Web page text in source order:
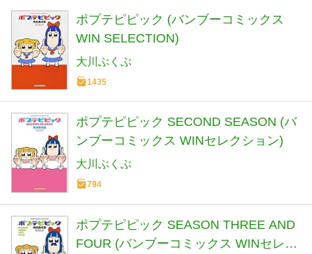
ポプテピピック (バンブーコミックス
WIN SELECTION)
大川ぶくぶ
1435
ポプテピピック SECOND SEASON (バ
ンブーコミックス WINセレクション)
大川ぶくぶ
794
ポプテピピック SEASON THREE AND
FOUR (バンブーコミックス WINセレク